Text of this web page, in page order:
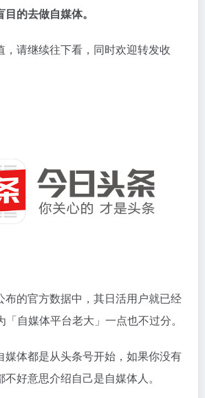
的去做自媒体。
，请继续往下看，同时欢迎转发收
布的官方数据中，其日活用户就已经
自媒体平台老大」一点也不过分。
媒体都是从头条号开始，如果你没有
好意思介绍自己是自媒体人。